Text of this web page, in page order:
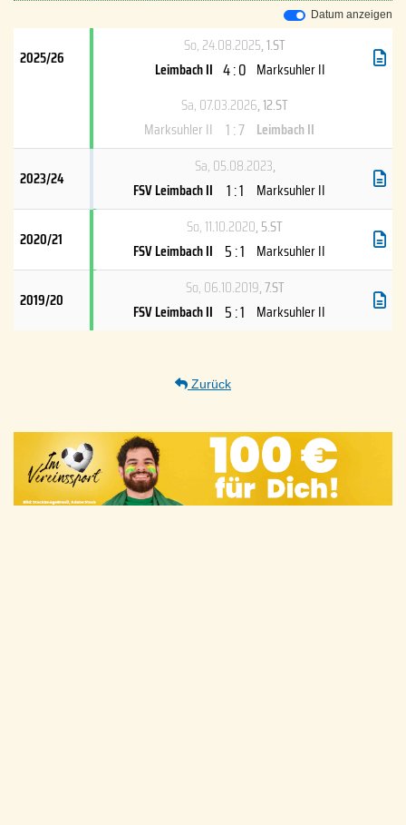
Datum anzeigen
2025/26
So, 24.08.2025, 1.ST
Leimbach II 4 : 0 Marksuhler II
Sa, 07.03.2026, 12.ST
Marksuhler II 1 : 7 Leimbach II
2023/24
Sa, 05.08.2023,
FSV Leimbach II
1 : 1 Marksuhler II
2020/21
So, 11.10.2020, 5.ST
FSV Leimbach II 5 : 1 Marksuhler II
2019/20
So, 06.10.2019, 7.ST
FSV Leimbach II 5 : 1 Marksuhler II
Zurück